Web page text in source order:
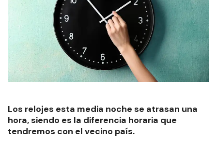
Los relojes esta media noche se atrasan una
hora, siendo es la diferencia horaria que
tendremos con el vecino país.